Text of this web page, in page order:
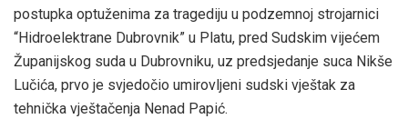
postupka optuženima za tragediju u podzemnoj strojarnici
“Hidroelektrane Dubrovnik” u Platu, pred Sudskim vijećem
Županijskog suda u Dubrovniku, uz predsjedanje suca Nikše
Lučića, prvo je svjedočio umirovljeni sudski vještak za
tehnička vještačenja Nenad Papić.